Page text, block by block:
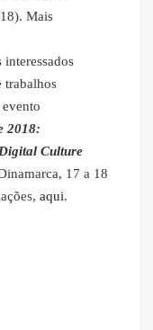
Mais
interessados
trabalhos
2018:
Culture
17 a 18
aqui.